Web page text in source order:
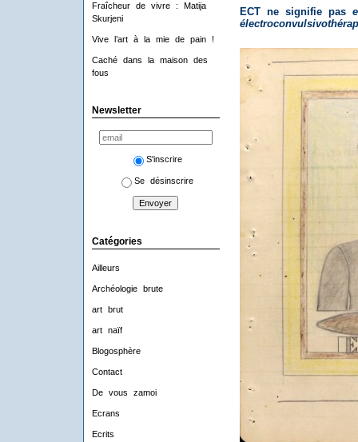
Fraîcheur de vivre : Matija
Skurjeni
Vive l’art à la mie de pain !
Caché dans la maison des
fous
Newsletter
S'inscrire
Se désinscrire
Catégories
Ailleurs
Archéologie brute
art brut
art naïf
Blogosphère
Contact
De vous zamoi
Ecrans
Ecrits
ECT ne signifie pas